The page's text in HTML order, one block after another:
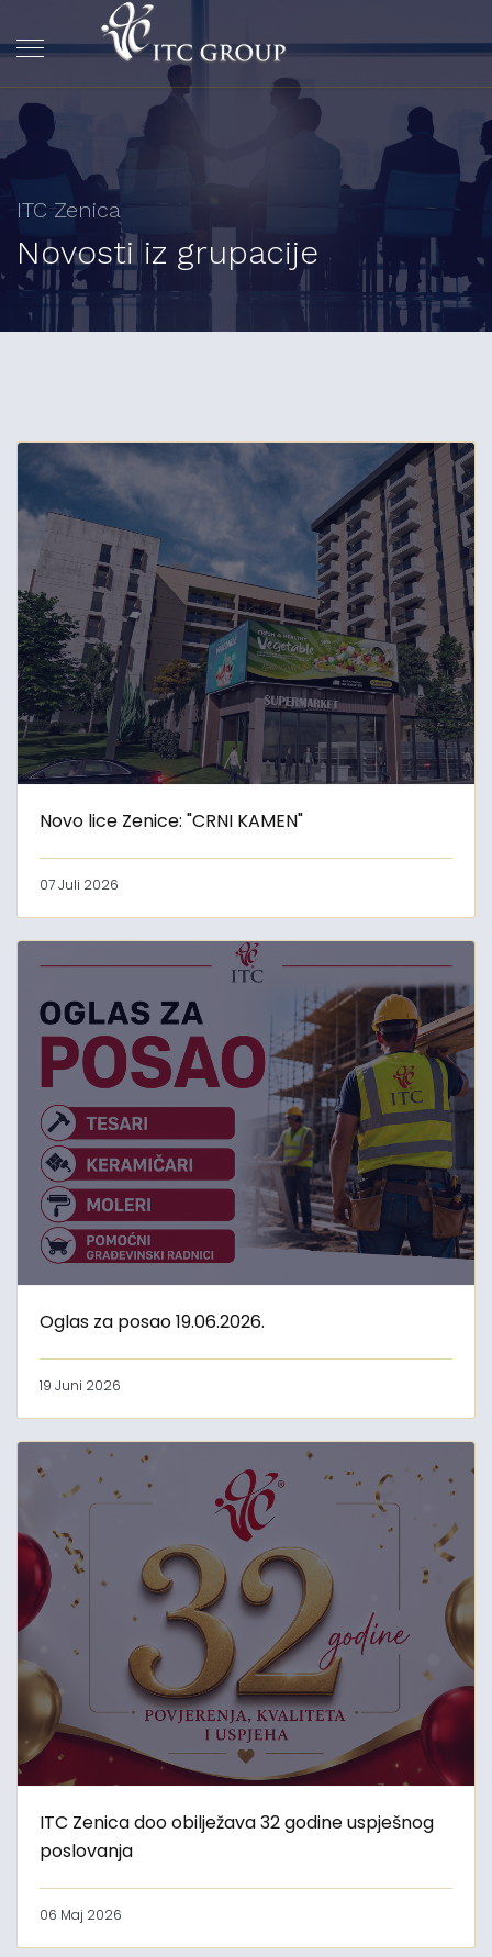
ITC Zenica
Novosti iz grupacije
Novo lice Zenice: "CRNI KAMEN"
07 Juli 2026
Oglas za posao 19.06.2026.
19 Juni 2026
ITC Zenica doo obilježava 32 godine uspješnog
poslovanja
06 Maj 2026